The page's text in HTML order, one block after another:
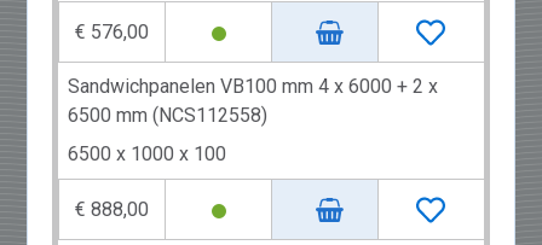
€ 576,00
Sandwichpanelen VB100 mm 4 x 6000 + 2 x
6500 mm (NCS112558)
6500 x 1000 x 100
€ 888,00